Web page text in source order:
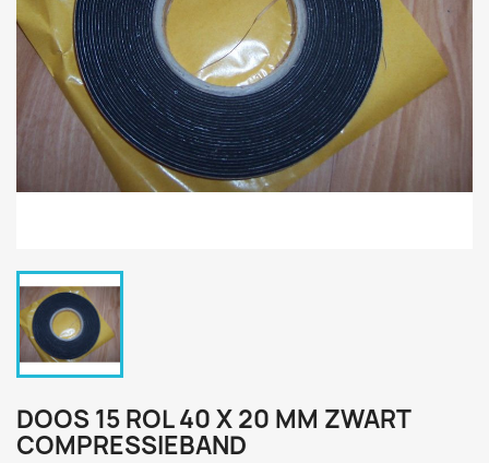
DOOS 15 ROL 40 X 20 MM ZWART
COMPRESSIEBAND